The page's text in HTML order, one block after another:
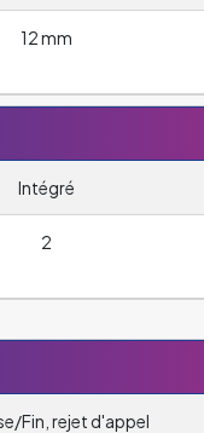
12 mm
Intégré
2
Fin, rejet d'appel